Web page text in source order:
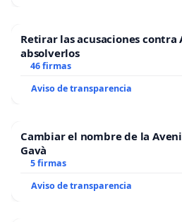
Retirar las acusaciones contra
absolverlos
46 firmas
Aviso de transparencia
Cambiar el nombre de la
Gavà
5 firmas
Aviso de transparencia